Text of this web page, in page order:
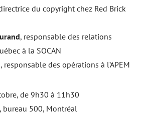
du copyright chez Red Brick
, responsable des relations
à la SOCAN
, responsable des opérations à l’APEM
de 9h30 à 11h30
bureau 500, Montréal